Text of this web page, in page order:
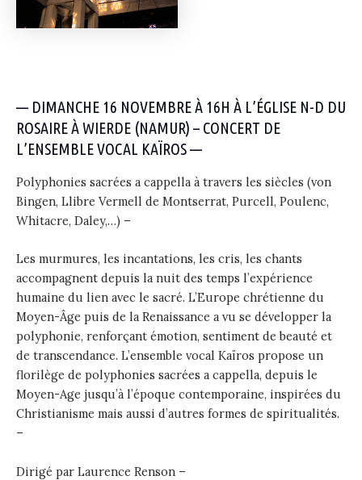
— DIMANCHE 16 NOVEMBRE À 16H À L’ÉGLISE N-D DU
ROSAIRE À WIERDE (NAMUR) – CONCERT DE
L’ENSEMBLE VOCAL KAÏROS —
Polyphonies sacrées a cappella à travers les siècles (von
Bingen, Llibre Vermell de Montserrat, Purcell, Poulenc,
Whitacre, Daley,…) –
Les murmures, les incantations, les cris, les chants
accompagnent depuis la nuit des temps l’expérience
humaine du lien avec le sacré. L’Europe chrétienne du
Moyen-Âge puis de la Renaissance a vu se développer la
polyphonie, renforçant émotion, sentiment de beauté et
de transcendance. L’ensemble vocal Kaïros propose un
florilège de polyphonies sacrées a cappella, depuis le
Moyen-Age jusqu’à l’époque contemporaine, inspirées du
Christianisme mais aussi d’autres formes de spiritualités.
–
Dirigé par Laurence Renson –